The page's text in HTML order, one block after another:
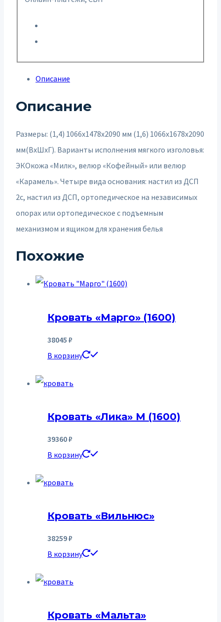
Описание
Описание
Размеры: (1,4) 1066х1478х2090 мм (1,6) 1066х1678х2090
мм(ВхШхГ). Варианты исполнения мягкого изголовья:
ЭКОкожа «Милк», велюр «Кофейный» или велюр
«Карамель». Четыре вида основания: настил из ДСП
2с, настил из ДСП, ортопедическое на независимых
опорах или ортопедическое с подъемным
механизмом и ящиком для хранения белья
Похожие
Кровать «Марго» (1600)
38045 ₽
В корзину
Кровать «Лика» М (1600)
39360₽
В корзину
Кровать «Вильнюс»
38259₽
В корзину
Кровать «Мальта»